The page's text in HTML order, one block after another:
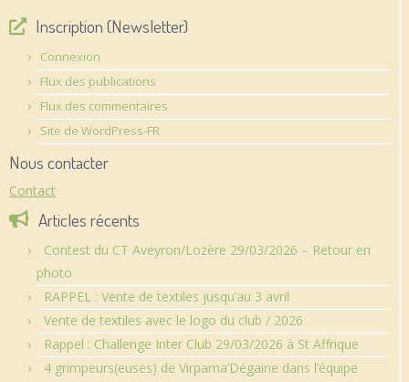
Inscription (Newsletter)
Connexion
Flux des publications
Flux des commentaires
Site de WordPress-FR
Nous contacter
Contact
Articles récents
Contest du CT Aveyron/Lozère 29/03/2026 – Retour en
photo
RAPPEL : Vente de textiles jusqu’au 3 avril
Vente de textiles avec le logo du club / 2026
Rappel : Challenge Inter Club 29/03/2026 à St Affrique
4 grimpeurs(euses) de Virpama’Dégaine dans l’équipe